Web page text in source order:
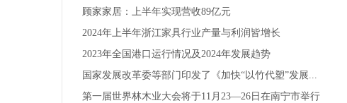
顾家家居：上半年实现营收89亿元
2024年上半年浙江家具行业产量与利润皆增长
2023年全国港口运行情况及2024年发展趋势
国家发展改革委等部门印发了《加快“以竹代塑”发展...
第一届世界林木业大会将于11月23—26日在南宁市举行